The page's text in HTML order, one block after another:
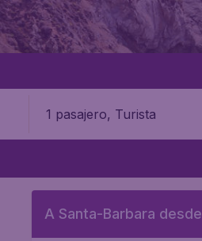
1 pasajero, Turista
A Santa-Barbara desde